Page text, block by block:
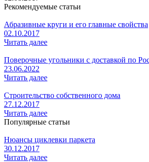
Рекомендуемые статьи
Абразивные круги и его главные свойства
02.10.2017
Читать далее
Поверочные угольники с доставкой по
23.06.2022
Читать далее
Строительство собственного дома
27.12.2017
Читать далее
Популярные статьи
Нюансы циклевки паркета
30.12.2017
Читать далее